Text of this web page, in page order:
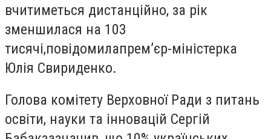
вчитиметься дистанційно, за рік
зменшилася на 103
тисячі,повідомилапрем’єр-міністерка
Юлія Свириденко.
Голова комітету Верховної Ради з питань
освіти, науки та інновацій Сергій